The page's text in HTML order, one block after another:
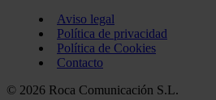
Aviso legal
Política de privacidad
Política de Cookies
Contacto
© 2026 Roca Comunicación S.L.